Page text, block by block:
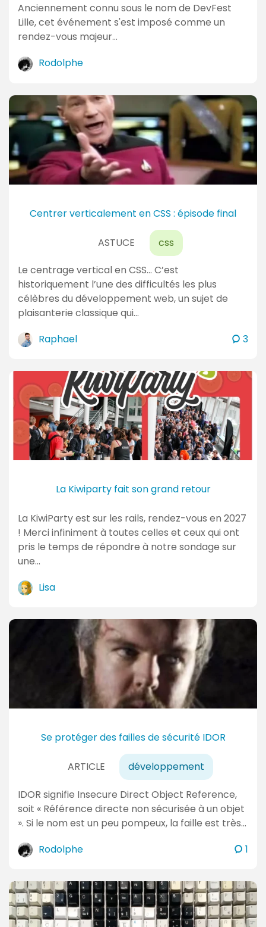
Anciennement connu sous le nom de DevFest
Lille, cet événement s'est imposé comme un
rendez-vous majeur…
Rodolphe
Centrer verticalement en CSS : épisode final
ASTUCE css
Le centrage vertical en CSS… C’est
historiquement l’une des difficultés les plus
célèbres du développement web, un sujet de
plaisanterie classique qui…
Raphael
3c
m
La Kiwiparty fait son grand retour
La KiwiParty est sur les rails, rendez-vous en 2027
! Merci infiniment à toutes celles et ceux qui ont
pris le temps de répondre à notre sondage sur
une…
Lisa
Se protéger des failles de sécurité IDOR
ARTICLE développement
IDOR signifie Insecure Direct Object Reference,
soit « Référence directe non sécurisée à un objet
». Si le nom est un peu pompeux, la faille est très…
Rodolphe
1
m
e
n